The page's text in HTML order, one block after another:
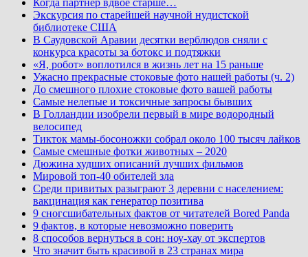
Экскурсия по старейшей научной нудистской
библиотеке США
В Саудовской Аравии десятки верблюдов сняли с
конкурса красоты за ботокс и подтяжки
«Я, робот» воплотился в жизнь лет на 15 раньше
Ужасно прекрасные стоковые фото нашей работы (ч. 2)
До смешного плохие стоковые фото вашей работы
Самые нелепые и токсичные запросы бывших
В Голландии изобрели первый в мире водородный
велосипед
Тикток мамы-босоножки собрал около 100 тысяч лайков
Самые смешные фотки животных – 2020
Дюжина худших описаний лучших фильмов
Мировой топ-40 обителей зла
Среди привитых разыграют 3 деревни с населением:
вакцинация как генератор позитива
9 сногсшибательных фактов от читателей Bored Panda
9 фактов, в которые невозможно поверить
8 способов вернуться в сон: ноу-хау от экспертов
Что значит быть красивой в 23 странах мира